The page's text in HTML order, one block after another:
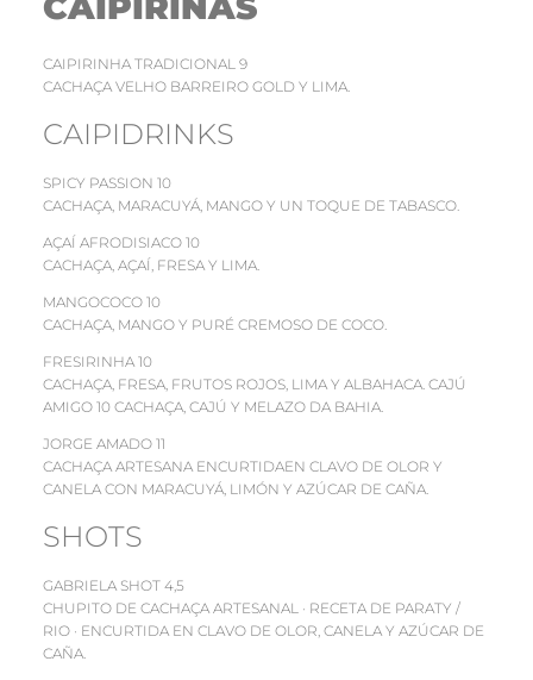
CAIPIRINHA TRADICIONAL 9
CACHAÇA VELHO BARREIRO GOLD Y LIMA.
CAIPIDRINKS
SPICY PASSION 10
CACHAÇA, MARACUYÁ, MANGO Y UN TOQUE DE TABASCO.
AÇAÍ AFRODISIACO 10
CACHAÇA, AÇAÍ, FRESA Y LIMA.
MANGOCOCO 10
CACHAÇA, MANGO Y PURÉ CREMOSO DE COCO.
FRESIRINHA 10
CACHAÇA, FRESA, FRUTOS ROJOS, LIMA Y ALBAHACA. CAJÚ
AMIGO 10 CACHAÇA, CAJÚ Y MELAZO DA BAHIA.
JORGE AMADO 11
CACHAÇA ARTESANA ENCURTIDAEN CLAVO DE OLOR Y
CANELA CON MARACUYÁ, LIMÓN Y AZÚCAR DE CAÑA.
SHOTS
GABRIELA SHOT 4,5
CHUPITO DE CACHAÇA ARTESANAL · RECETA DE PARATY /
RIO · ENCURTIDA EN CLAVO DE OLOR, CANELA Y AZÚCAR DE
CAÑA.